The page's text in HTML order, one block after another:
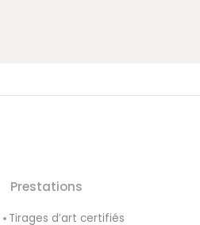
Prestations
Tirages d’art certifiés